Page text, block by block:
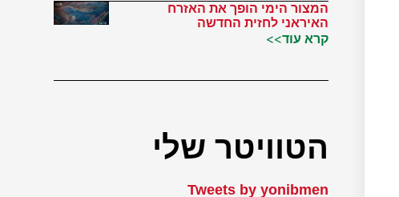
המצור הימי הופך את האזרח
האיראני לחזית החדשה
קרא עוד>>
הטוויטר שלי
Tweets by yonibmen